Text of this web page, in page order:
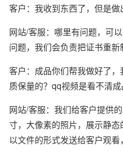
客户：我收到东西了，但是做
网站/客服：哪里有问题，可
问题，我们会负责把证书重新
客户：成品你们帮我做好了
质保量的？qq视频是看不清成
网站/客服：我们给客户提供
寸，大像素的照片，展示静
以文件的形式发送给客户观看